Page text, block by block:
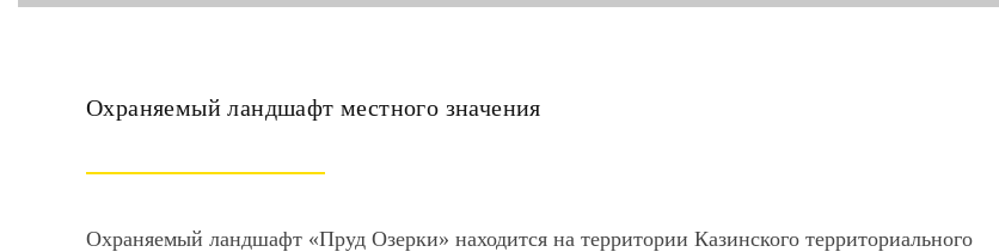
Охраняемый ландшафт местного значения
Охраняемый ландшафт «Пруд Озерки» находится на территории Казинского территориального